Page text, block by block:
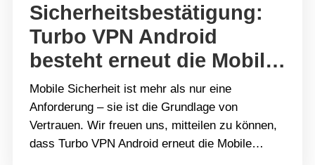
Sicherheitsbestätigung:
Turbo VPN Android
besteht erneut die Mobile
Application Security
Assessment
Mobile Sicherheit ist mehr als nur eine
Anforderung – sie ist die Grundlage von
Vertrauen. Wir freuen uns, mitteilen zu können,
dass Turbo VPN Android erneut die Mobile